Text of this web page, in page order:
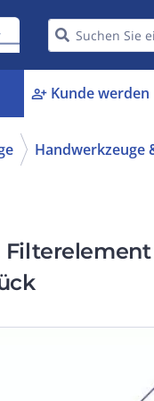
person_add Kunde werden
Handwerkzeuge